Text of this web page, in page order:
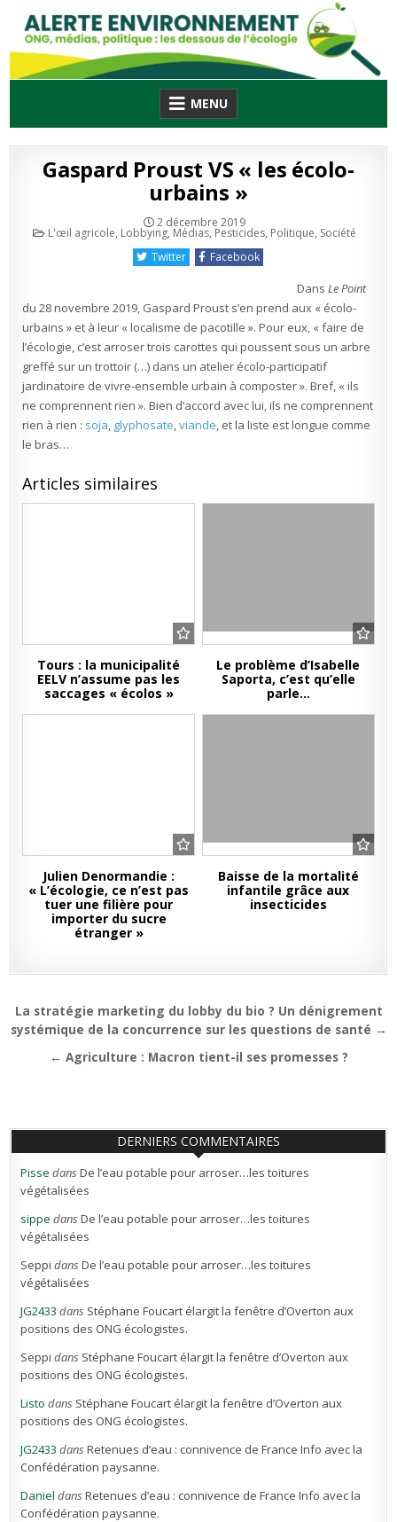
content
MENU
Gaspard Proust VS « les écolo-
urbains »
2 décembre 2019
Publié
L'œil agricole, Lobbying, Médias, Pesticides, Politique, Société
Twitter
Facebook
DansLe Point
du 28 novembre 2019, Gaspard Proust s’en prend aux « écolo-
urbains » et à leur « localisme de pacotille ». Pour eux, « faire de
l’écologie, c’est arroser trois carottes qui poussent sous un arbre
greffé sur un trottoir (…) dans un atelier écolo-participatif
jardinatoire de vivre-ensemble urbain à composter ». Bref, « ils
ne comprennent rien ». Bien d’accord avec lui, ils ne comprennent
rien à rien : soja, glyphosate,viande, et la liste est longue comme
le bras…
Articles similaires
Tours : la municipalité
EELV n’assume pas les
saccages « écolos »
Le problème d’Isabelle
Saporta, c’est qu’elle
parle…
Julien Denormandie :
« L’écologie, ce n’est pas
tuer une filière pour
importer du sucre
étranger »
Baisse de la mortalité
infantile grâce aux
insecticides
Navigation
de
l’article
La stratégie marketing du lobby du bio ? Un dénigrement
systémique de la concurrence sur les questions de santé →
← Agriculture : Macron tient-il ses promesses ?
DERNIERS COMMENTAIRES
Pisse dansDe l’eau potable pour arroser…les toitures
végétalisées
sippe dansDe l’eau potable pour arroser…les toitures
végétalisées
Seppi dansDe l’eau potable pour arroser…les toitures
végétalisées
JG2433 dans Stéphane Foucart élargit la fenêtre d’Overton aux
positions des ONG écologistes.
Seppi dans Stéphane Foucart élargit la fenêtre d’Overton aux
positions des ONG écologistes.
Listo dans Stéphane Foucart élargit la fenêtre d’Overton aux
positions des ONG écologistes.
JG2433 dansRetenues d’eau : connivence de France Info avec la
Confédération paysanne.
Daniel dansRetenues d’eau : connivence de France Info avec la
Confédération paysanne.